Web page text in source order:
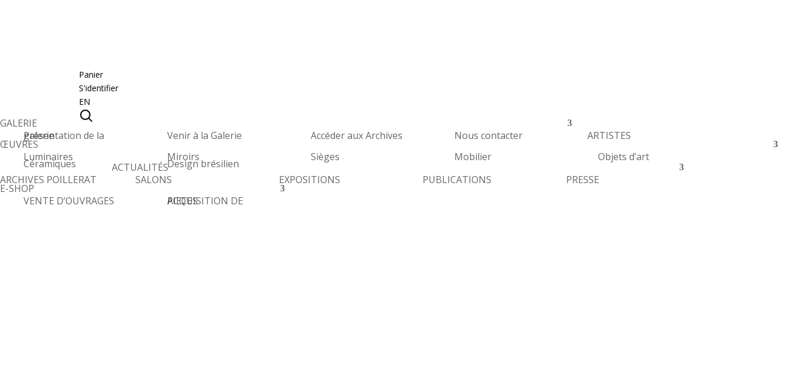
Panier
S'identifier
EN
GALERIE
Présentation de la galerie
Venir à la Galerie Accéder aux Archives Nous contacter ARTISTES
ŒUVRES
Luminaires
Miroirs Sièges Mobilier Objets d’art
Céramiques
Design brésilien
ARCHIVES POILLERAT
ACTUALITÉS
SALONS
EXPOSITIONS PUBLICATIONS PRESSE
E-SHOP
VENTE D’OUVRAGES
ACQUISITION DE PIECES